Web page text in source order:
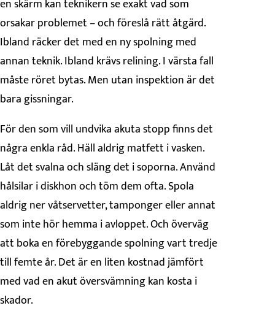
en skärm kan teknikern se exakt vad som
orsakar problemet – och föreslå rätt åtgärd.
Ibland räcker det med en ny spolning med
annan teknik. Ibland krävs relining. I värsta fall
måste röret bytas. Men utan inspektion är det
bara gissningar.
För den som vill undvika akuta stopp finns det
några enkla råd. Häll aldrig matfett i vasken.
Låt det svalna och släng det i soporna. Använd
hålsilar i diskhon och töm dem ofta. Spola
aldrig ner våtservetter, tamponger eller annat
som inte hör hemma i avloppet. Och överväg
att boka en förebyggande spolning vart tredje
till femte år. Det är en liten kostnad jämfört
med vad en akut översvämning kan kosta i
skador.